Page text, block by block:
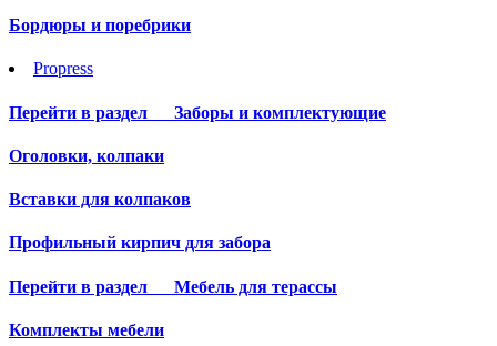
Бордюры и поребрики
Propress
Перейти в раздел Заборы и комплектующие
Оголовки, колпаки
Вставки для колпаков
Профильный кирпич для забора
Перейти в раздел Мебель для терассы
Комплекты мебели